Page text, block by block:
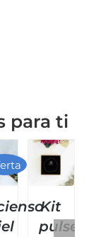
para ti
Kit
pulsera